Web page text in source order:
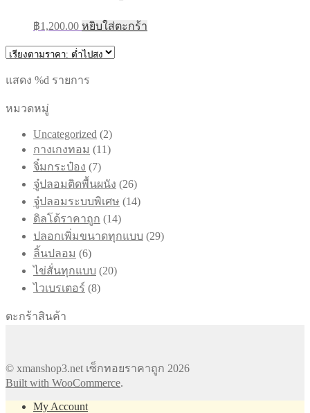
฿1,200.00 หยิบใส่ตะกร้า
แสดง %d รายการ
หมวดหมู่
Uncategorized 22
สินค้า
กางเกงทอม 1111
จิ๋มกระป๋อง 77
สินค้า
จู๋ปลอมติดพื้นผนัง 2626
สินค้า
จู๋ปลอมระบบพิเศษ 1414
ดิลโด้ราคาถูก 1414
ปลอกเพิ่มขนาดทุกแบบ 2929
ลิ้นปลอม 66
สินค้า
ไข่สั่นทุกแบบ 2020
ไวเบรเตอร์ 88
ตะกร้าสินค้า
© xmanshop3.net เซ็กทอยราคาถูก 2026
Built with WooCommerce.
My Account